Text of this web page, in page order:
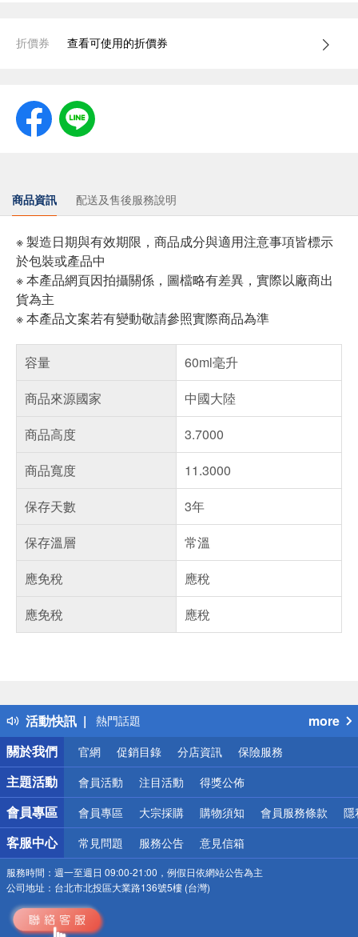
折價券 查看可使用的折價券
商品資訊 配送及售後服務說明
※ 製造日期與有效期限，商品成分與適用注意事項皆標示
於包裝或產品中
※ 本產品網頁因拍攝關係，圖檔略有差異，實際以廠商出
貨為主
※ 本產品文案若有變動敬請參照實際商品為準
容量
60ml毫升
商品來源國家
中國大陸
商品高度
3.7000
商品寬度
11.3000
保存天數
3年
保存溫層
常溫
應免稅
應稅
應免稅
應稅
活動快訊
得獎公告
熱門話題
銀行優惠
偏遠地區配送
詐騙網頁！請小心！
more
關於我們
官網 促銷目錄 分店資訊 保險服務
主題活動 會員活動 注目活動 得獎公佈
會員專區 會員專區 大宗採購 購物須知 會員服務條款 隱
客服中心 常見問題 服務公告 意見信箱
服務時間： 週一至週日 09:00-21:00，例假日依網站公告為主
公司地址： 台北市北投區大業路136號5樓 (台灣)